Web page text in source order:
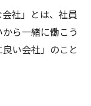
社」とは、社員
ら一緒に働こう
い会社」のこと